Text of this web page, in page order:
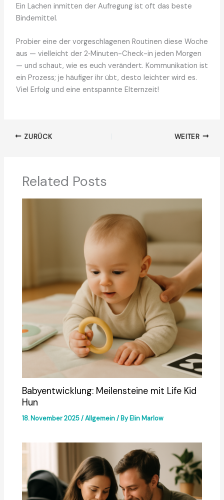
Ein Lachen inmitten der Aufregung ist oft das beste
Bindemittel.
Probier eine der vorgeschlagenen Routinen diese Woche
aus — vielleicht der 2‑Minuten-Check-in jeden Morgen
— und schaut, wie es euch verändert. Kommunikation ist
ein Prozess; je häufiger ihr übt, desto leichter wird es.
Viel Erfolg und eine entspannte Elternzeit!
ZURÜCK WEITER
Related Posts
Babyentwicklung: Meilensteine mit Life Kid
Hun
18. November 2025/Allgemein/ ByElin Marlow